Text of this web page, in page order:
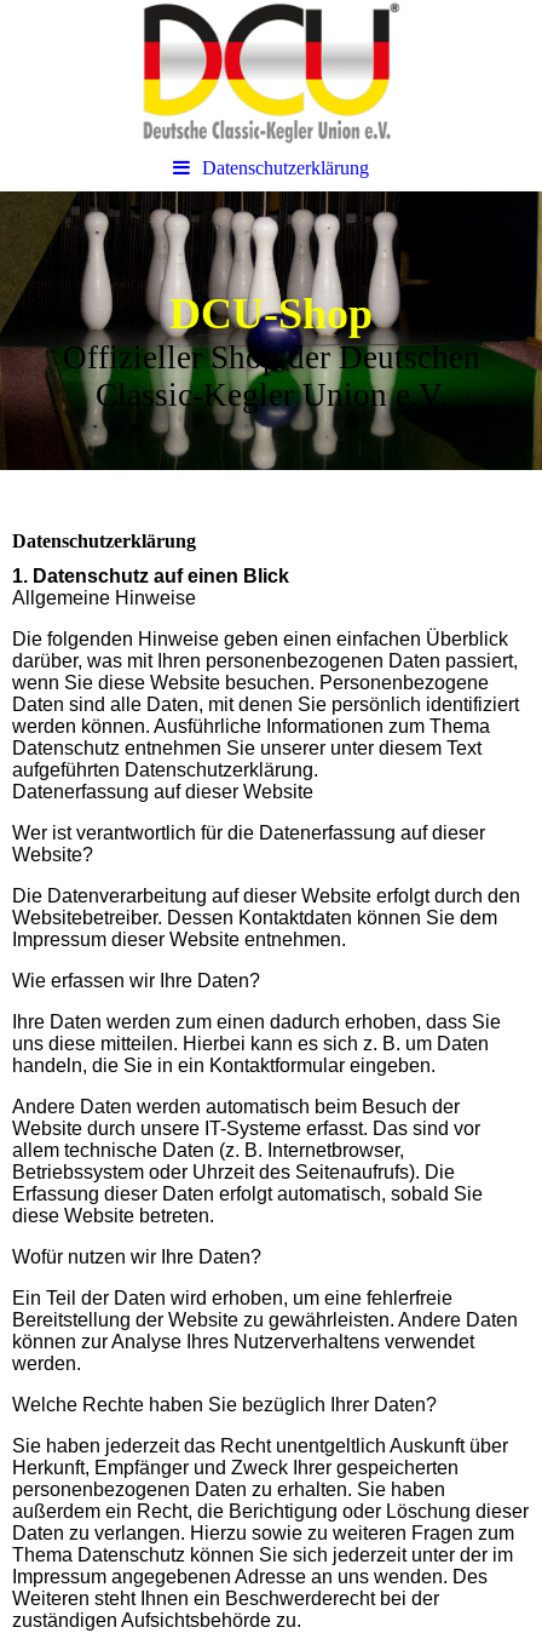
Datenschutzerklärung
DCU-Shop
Offizieller Shop der Deutschen
Classic-Kegler Union e.V.
Datenschutzerklärung
1. Datenschutz auf einen Blick
Allgemeine Hinweise
Die folgenden Hinweise geben einen einfachen Überblick
darüber, was mit Ihren personenbezogenen Daten passiert,
wenn Sie diese Website besuchen. Personenbezogene
Daten sind alle Daten, mit denen Sie persönlich identifiziert
werden können. Ausführliche Informationen zum Thema
Datenschutz entnehmen Sie unserer unter diesem Text
aufgeführten Datenschutzerklärung.
Datenerfassung auf dieser Website
Wer ist verantwortlich für die Datenerfassung auf dieser
Website?
Die Datenverarbeitung auf dieser Website erfolgt durch den
Websitebetreiber. Dessen Kontaktdaten können Sie dem
Impressum dieser Website entnehmen.
Wie erfassen wir Ihre Daten?
Ihre Daten werden zum einen dadurch erhoben, dass Sie
uns diese mitteilen. Hierbei kann es sich z. B. um Daten
handeln, die Sie in ein Kontaktformular eingeben.
Andere Daten werden automatisch beim Besuch der
Website durch unsere IT-Systeme erfasst. Das sind vor
allem technische Daten (z. B. Internetbrowser,
Betriebssystem oder Uhrzeit des Seitenaufrufs). Die
Erfassung dieser Daten erfolgt automatisch, sobald Sie
diese Website betreten.
Wofür nutzen wir Ihre Daten?
Ein Teil der Daten wird erhoben, um eine fehlerfreie
Bereitstellung der Website zu gewährleisten. Andere Daten
können zur Analyse Ihres Nutzerverhaltens verwendet
werden.
Welche Rechte haben Sie bezüglich Ihrer Daten?
Sie haben jederzeit das Recht unentgeltlich Auskunft über
Herkunft, Empfänger und Zweck Ihrer gespeicherten
personenbezogenen Daten zu erhalten. Sie haben
außerdem ein Recht, die Berichtigung oder Löschung dieser
Daten zu verlangen. Hierzu sowie zu weiteren Fragen zum
Thema Datenschutz können Sie sich jederzeit unter der im
Impressum angegebenen Adresse an uns wenden. Des
Weiteren steht Ihnen ein Beschwerderecht bei der
zuständigen Aufsichtsbehörde zu.